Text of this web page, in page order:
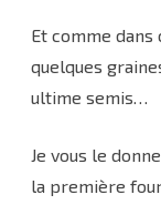
Et comme dans
quelques
ultime semis…
Je vous le
la première